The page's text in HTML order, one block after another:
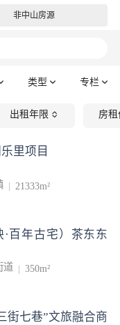
非中山房源
类型 专栏
出租年限 房
里项目
21333m²
·百年古宅）茶东东
道 350m²
街七巷”文旅融合商